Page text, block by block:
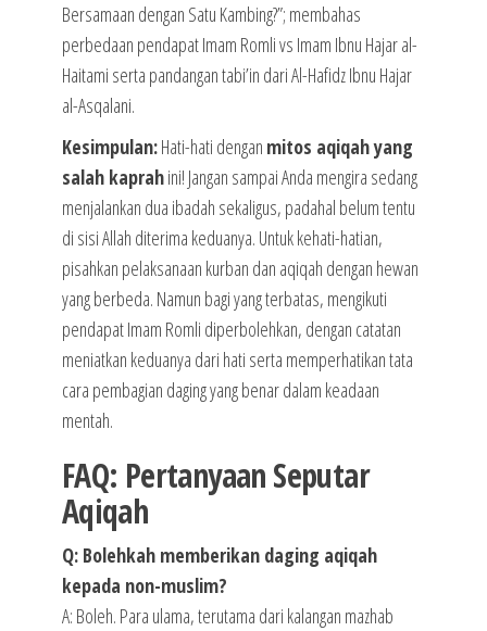
Bersamaan dengan Satu Kambing?”; membahas
perbedaan pendapat Imam Romli vs Imam Ibnu Hajar al-
Haitami serta pandangan tabi’in dari Al-Hafidz Ibnu Hajar
al-Asqalani.
Kesimpulan:Hati-hati dengan mitos aqiqah yang
salah kaprahini! Jangan sampai Anda mengira sedang
menjalankan dua ibadah sekaligus, padahal belum tentu
di sisi Allah diterima keduanya. Untuk kehati-hatian,
pisahkan pelaksanaan kurban dan aqiqah dengan hewan
yang berbeda. Namun bagi yang terbatas, mengikuti
pendapat Imam Romli diperbolehkan, dengan catatan
meniatkan keduanya dari hati serta memperhatikan tata
cara pembagian daging yang benar dalam keadaan
mentah.
FAQ: Pertanyaan Seputar
Aqiqah
Q: Bolehkah memberikan daging aqiqah
kepada non-muslim?
A: Boleh. Para ulama, terutama dari kalangan mazhab